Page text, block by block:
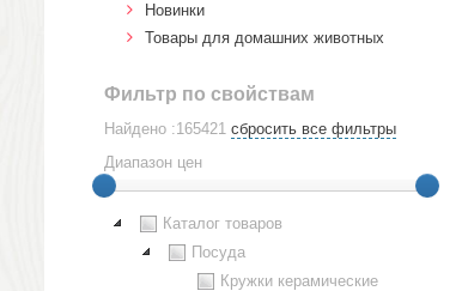
Новинки
Товары для домашних животных
Фильтр по свойствам
Найдено :165421 сбросить все фильтры
Диапазон цен
Каталог товаров
Посуда
Кружки керамические